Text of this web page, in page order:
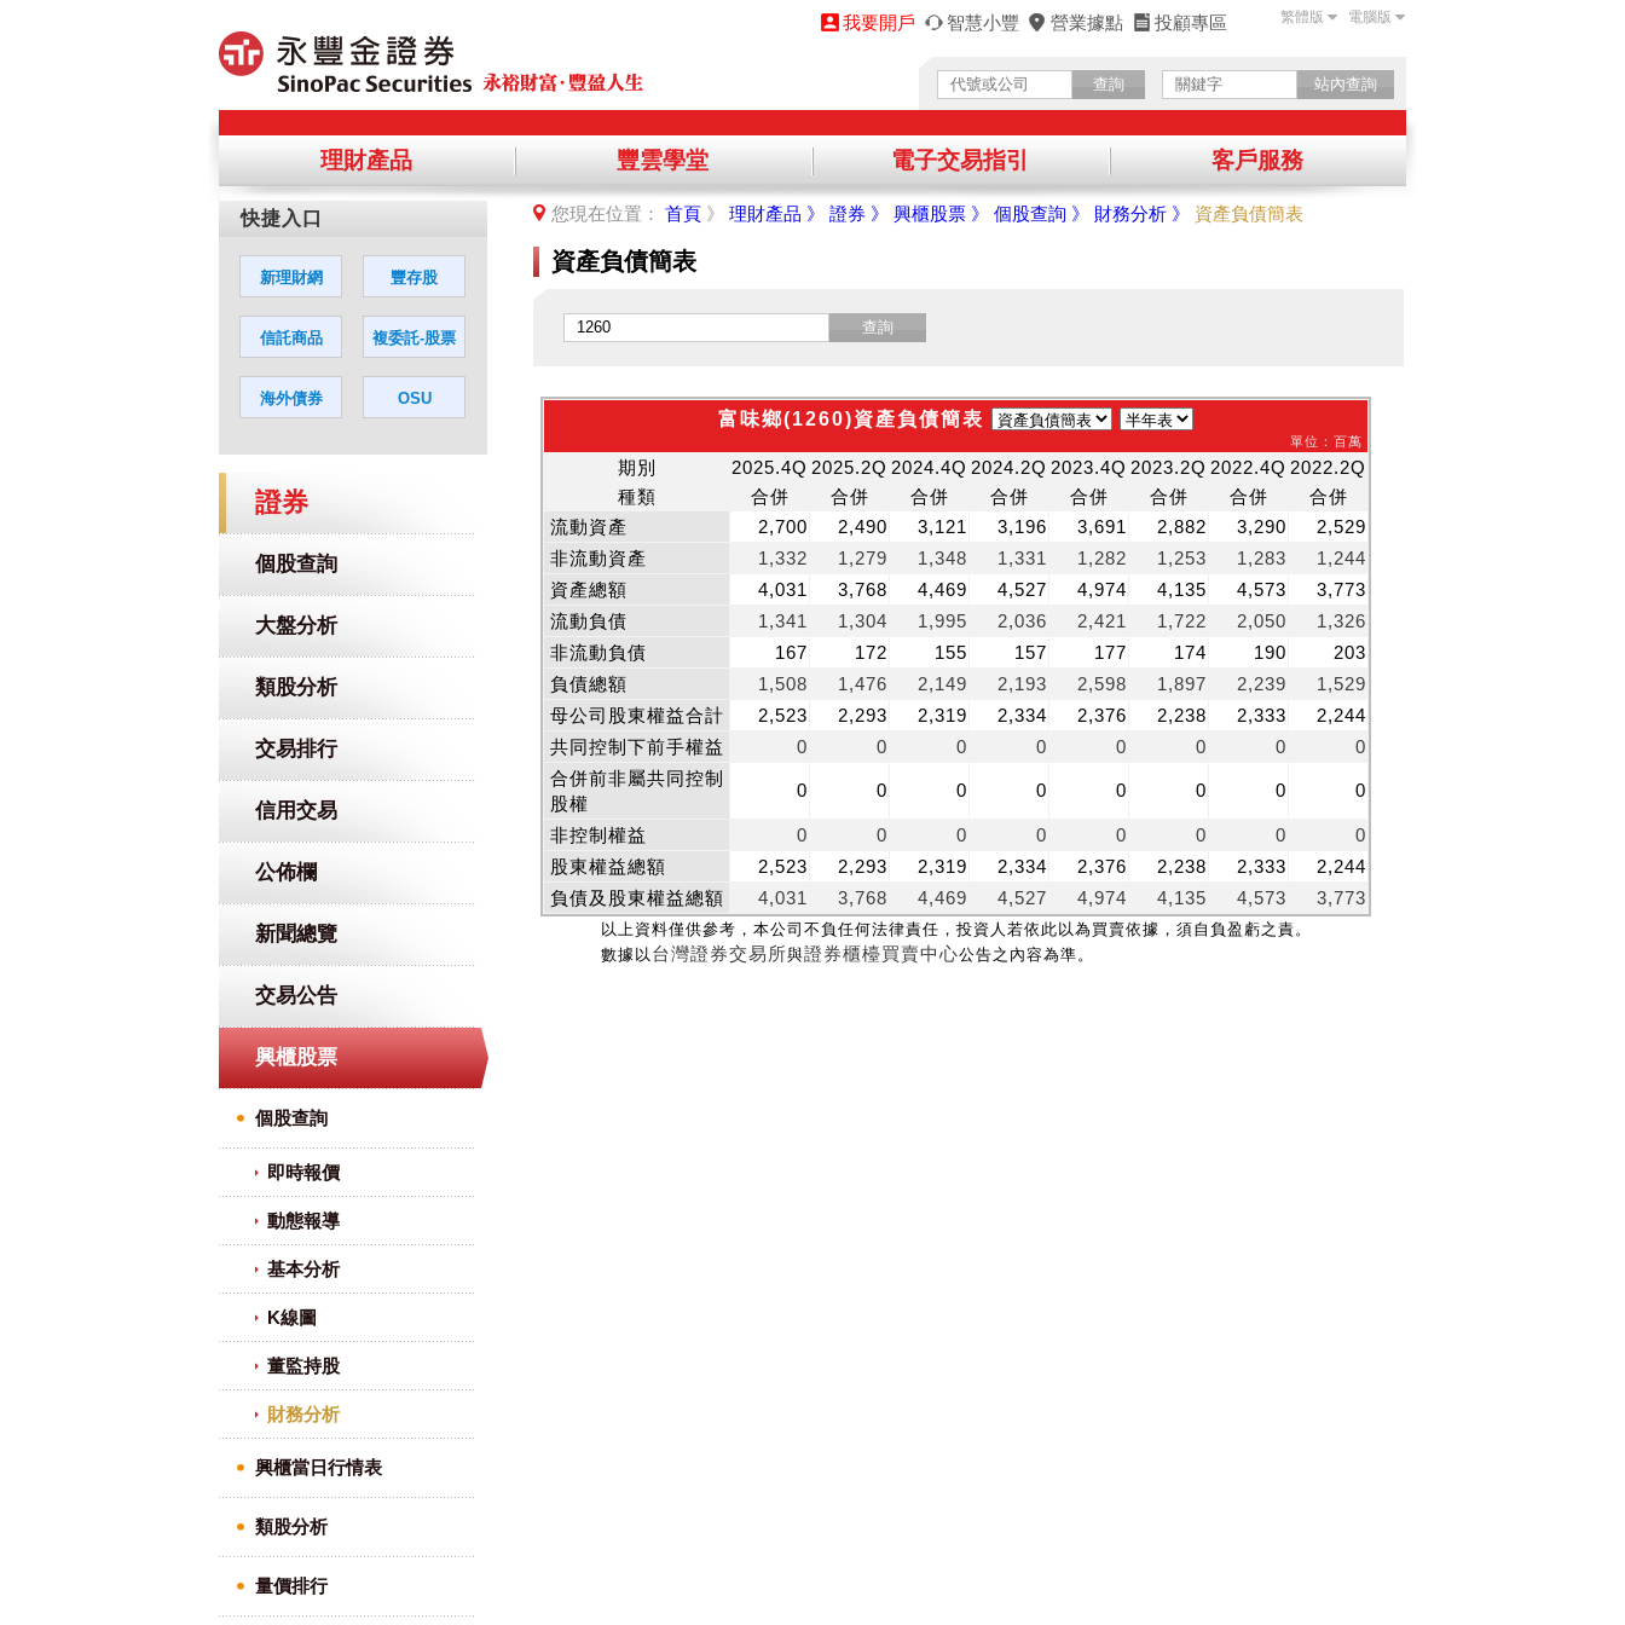
我要開戶 智慧小豐 營業據點 投顧專區 繁體版 電腦版
查詢 站內查詢
理財產品 豐雲學堂 電子交易指引 客戶服務
證券
個股查詢
大盤分析
類股分析
交易排行
信用交易
公佈欄
新聞總覽
交易公告
興櫃股票
個股查詢
即時報價
動態報導
基本分析
K線圖
董監持股
財務分析
興櫃當日行情表
類股分析
量價排行
您現在位置： 首頁 》 理財產品 》 證券 》 興櫃股票 》 個股查詢 》 財務分析 》 資產負債簡表
資產負債簡表
查詢
您若同意繼續進入該網站，請點選「確認」，不同意請點選「取消」，謝謝！